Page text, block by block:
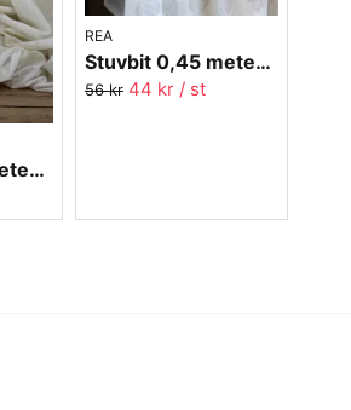
STUVBIT - 1 meter - Voile Paisley Beige - 300 cm bred
REA
Stuvbit 0,45 meter - Voile - Paisley Grey - 150 cm bred
56 kr 44 kr / st